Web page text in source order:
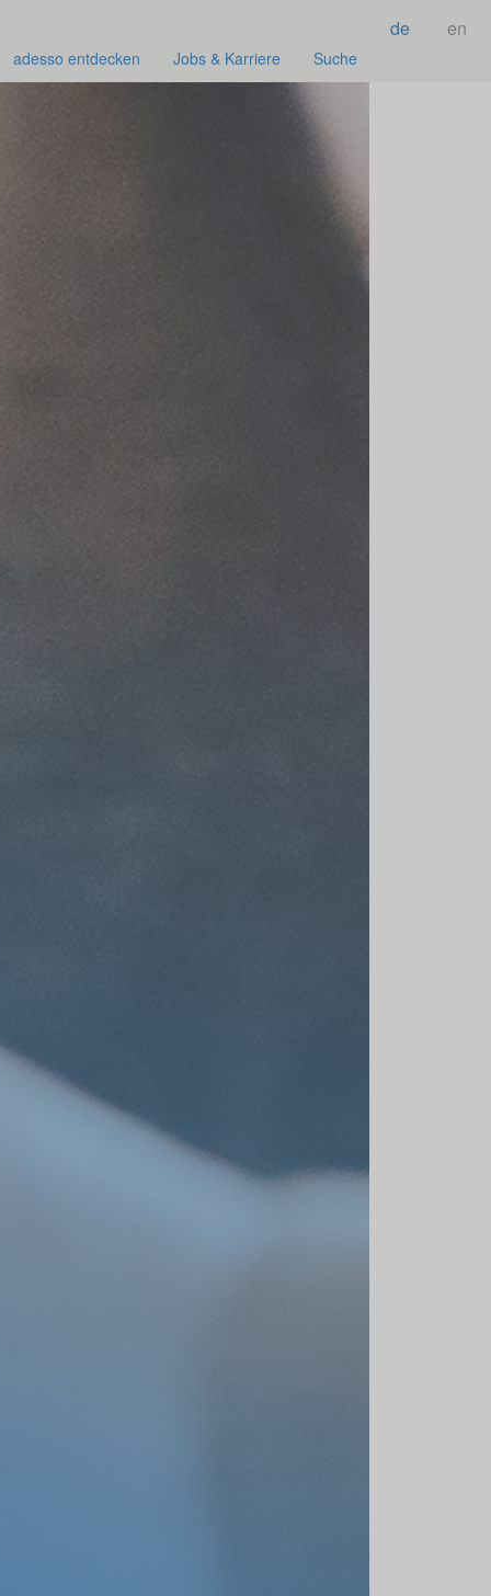
de en
adesso entdecken Jobs & Karriere Suche